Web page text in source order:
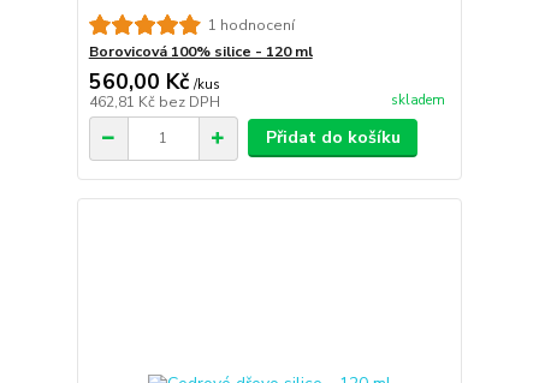
1 hodnocení
Borovicová 100% silice - 120 ml
560,00 Kč /kus
462,81 Kč bez DPH skladem
Přidat do košíku